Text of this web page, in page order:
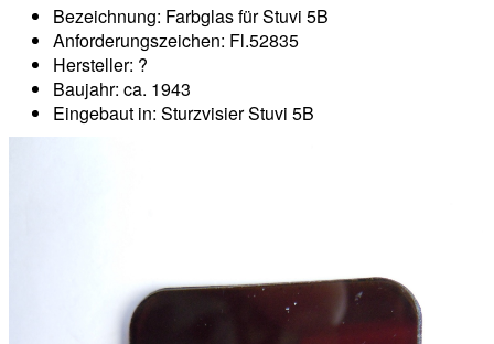
Bezeichnung: Farbglas für Stuvi 5B
Anforderungszeichen: Fl.52835
Hersteller: ?
Baujahr: ca. 1943
Eingebaut in: Sturzvisier Stuvi 5B